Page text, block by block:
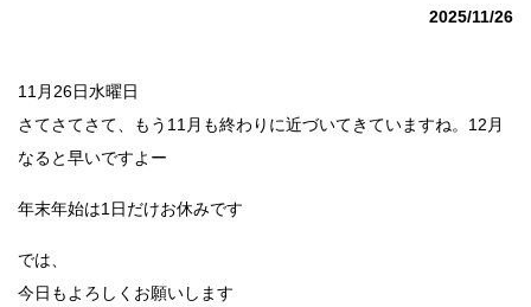
2025/11/26
11月26日水曜日
さてさてさて、もう11月も終わりに近づいてきていますね。12月
なると早いですよー
年末年始は1日だけお休みです
では、
今日もよろしくお願いします